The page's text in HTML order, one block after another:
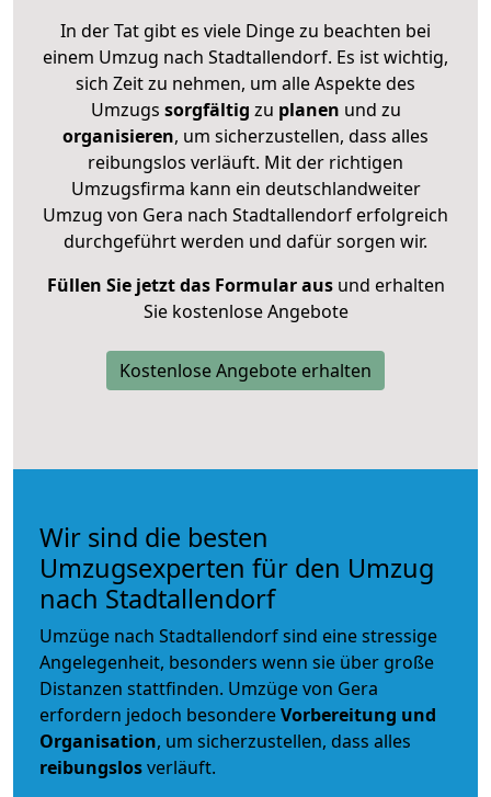
In der Tat gibt es viele Dinge zu beachten bei
einem Umzug nach Stadtallendorf. Es ist wichtig,
sich Zeit zu nehmen, um alle Aspekte des
Umzugs sorgfältig zu planen und zu
organisieren, um sicherzustellen, dass alles
reibungslos verläuft. Mit der richtigen
Umzugsfirma kann ein deutschlandweiter
Umzug von Gera nach Stadtallendorf erfolgreich
durchgeführt werden und dafür sorgen wir.
Füllen Sie jetzt das Formular ausund erhalten
Sie kostenlose Angebote
Kostenlose Angebote erhalten
Wir sind die besten
Umzugsexperten für den Umzug
nach Stadtallendorf
Umzüge nach Stadtallendorf sind eine stressige
Angelegenheit, besonders wenn sie über große
Distanzen stattfinden. Umzüge von Gera
erfordern jedoch besondereVorbereitung und
Organisation, um sicherzustellen, dass alles
reibungslosverläuft.